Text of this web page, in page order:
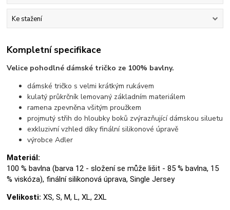
Ke stažení
Kompletní specifikace
Velice pohodlné dámské tričko ze 100% bavlny.
dámské tričko s velmi krátkým rukávem
kulatý průkrčník lemovaný základním materiálem
ramena zpevněna všitým proužkem
projmutý střih do hloubky boků zvýrazňující dámskou siluetu
exkluzivní vzhled díky finální silikonové úpravě
výrobce Adler
Materiál:
100 % bavlna (barva 12 - složení se může lišit - 85 % bavlna, 15
% viskóza), finální silikonová úprava, Single Jersey
Velikosti: XS, S, M, L, XL, 2XL